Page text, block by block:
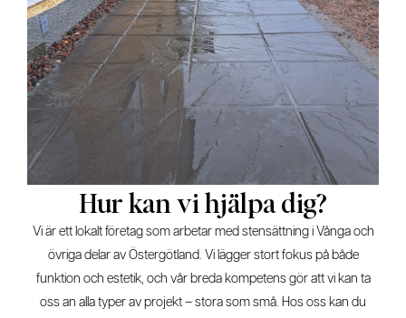
Hur kan vi hjälpa dig?
Vi är ett lokalt företag som arbetar med stensättning i Vånga och
övriga delar av Östergötland. Vi lägger stort fokus på både
funktion och estetik, och vår breda kompetens gör att vi kan ta
oss an alla typer av projekt – stora som små. Hos oss kan du